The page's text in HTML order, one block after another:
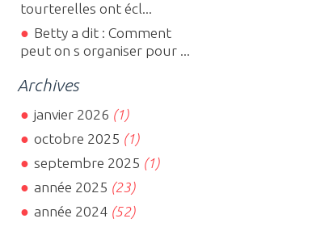
tourterelles ont écl...
Betty a dit : Comment
peut on s organiser pour ...
Archives
janvier 2026 (1)
octobre 2025 (1)
septembre 2025 (1)
année 2025 (23)
année 2024(52)